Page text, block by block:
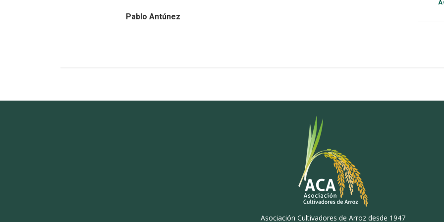
Asociación Cultivadores de Arroz desde 1947